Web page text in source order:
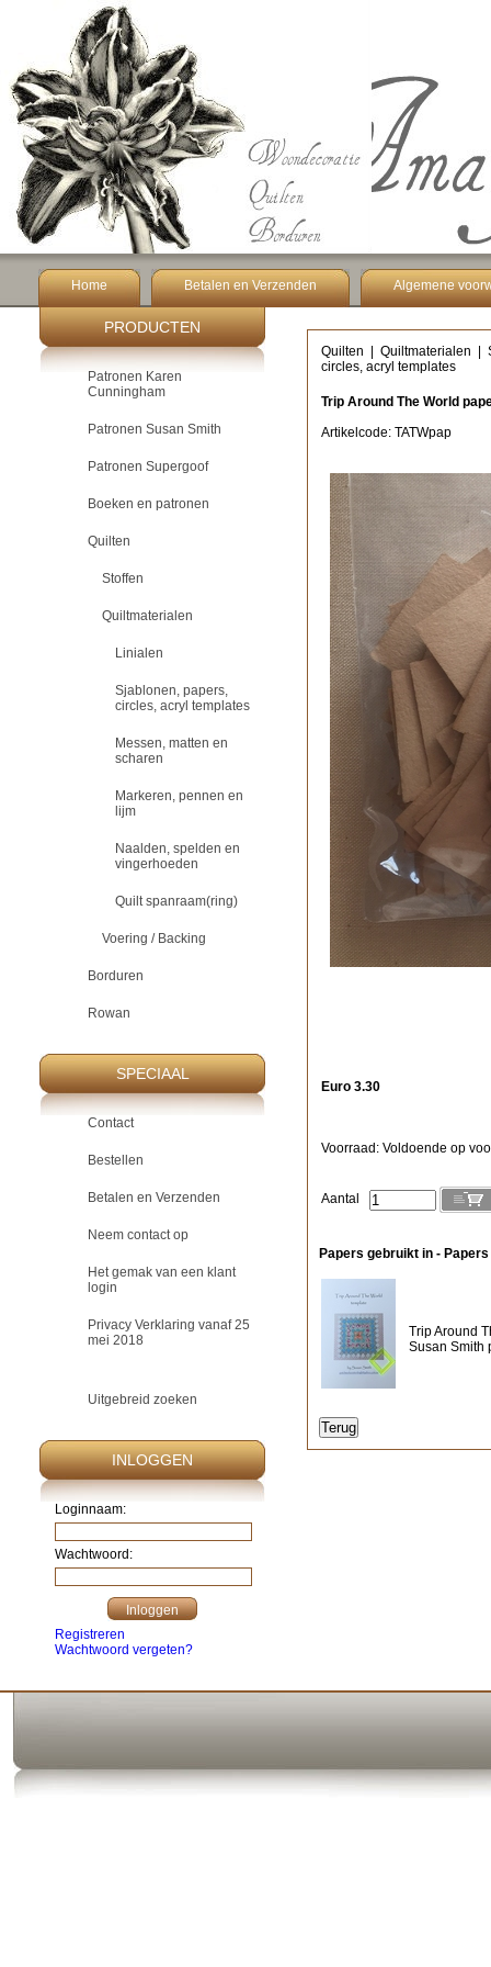
Home Betalen en Verzenden Algemene
PRODUCTEN
Patronen Karen
Cunningham
Patronen Susan Smith
Patronen Supergoof
Boeken en patronen
Quilten
Stoffen
Quiltmaterialen
Linialen
Sjablonen, papers,
circles, acryl templates
Messen, matten en
scharen
Markeren, pennen en
lijm
Naalden, spelden en
vingerhoeden
Quilt spanraam(ring)
Voering / Backing
Borduren
Rowan
SPECIAAL
Contact
Bestellen
Betalen en Verzenden
Neem contact op
Het gemak van een klant
login
Privacy Verklaring vanaf 25
mei 2018
Uitgebreid zoeken
INLOGGEN
Loginnaam:
Wachtwoord:
Registreren
Wachtwoord vergeten?
Quilten Quiltmaterialen
circles, acryl templates
Trip Around The World
Artikelcode: TATWpap
Euro 3.30
Voorraad: Voldoende op
Aantal
Papers gebruikt in -
Trip Around
Susan Smith